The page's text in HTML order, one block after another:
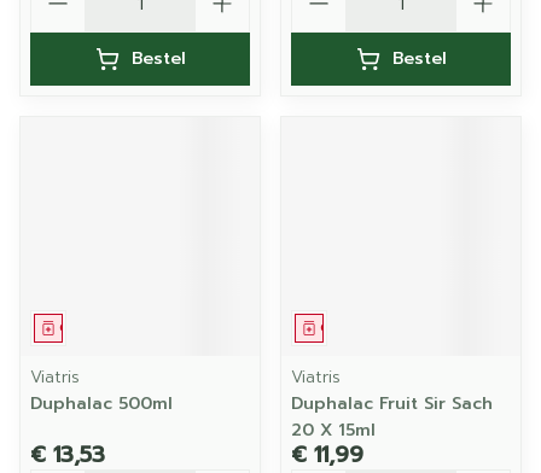
Bestel Bestel
Geneesmiddel
Viatris
Duphalac 500ml
€ 13,53
Geneesmiddel
Viatris
Duphalac Fruit Sir Sach
20 X 15ml
€ 11,99